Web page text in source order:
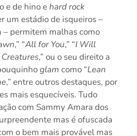
e de hino ehard rock
um estádio de isqueiros –
– permitem malhas como
,” “All for You,” “I Will
,” ou o seu direito a
glam como “Lean
,” entre outros destaques, por
mais esquecíveis. Tudo
com Sammy Amara dos
mas é ofuscada
o bem mais provável mas